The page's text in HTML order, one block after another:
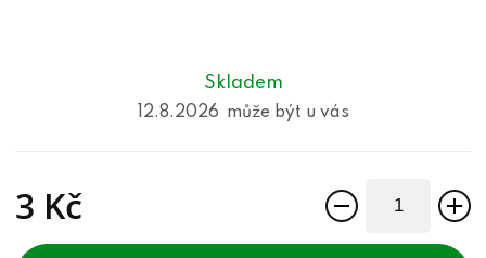
Skladem
12.8.2026
3 Kč